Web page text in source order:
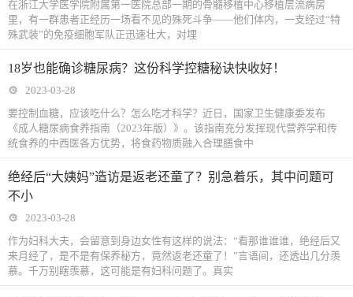
在浙江大学医学院附属第一医院总部一期的骨髓移植中心移植层流病房
里，有一群患者正经历一场看不见的殊死斗争——他们体内，一支经过“特
殊武装”的免疫细胞军队正迅速壮大，对埋
18岁也能确诊糖尿病？这份科学控糖秘诀快收好！
2023-03-28
要控制血糖，应该吃什么？怎么吃才科学？近日，国家卫生健康委发布
《成人糖尿病食养指南（2023年版）》。该指南充分发挥现代营养学和传
统食养的中西医各方优势，将食药物质融入合理膳食中
绝经后“大姨妈”造访是返老还童了？别急着乐，其中问题可
不小
2023-03-28
作为妇科大夫，会留意到身边女性有这样的说法：“看那谁谁谁，绝经后又
来月经了，是不是有保养秘方，竟然返老还童了！”言语间，还透出几分羡
慕。千万别瞎羡慕，这可能是有妇科问题了。真实